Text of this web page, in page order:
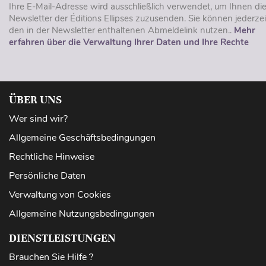
Ihre E-Mail-Adresse wird ausschließlich verwendet, um Ihnen die
Newsletter der Éditions Ellipses zuzusenden. Sie können
den in der Newsletter enthaltenen Abmeldelink nutzen.. Mehr
erfahren über die Verwaltung Ihrer Daten und Ihre Rechte
ÜBER UNS
Wer sind wir?
Allgemeine Geschäftsbedingungen
Rechtliche Hinweise
Persönliche Daten
Verwaltung von Cookies
Allgemeine Nutzungsbedingungen
DIENSTLEISTUNGEN
Brauchen Sie Hilfe ?